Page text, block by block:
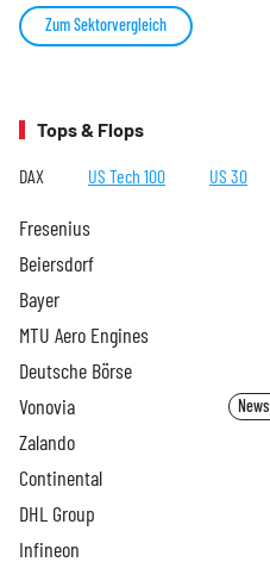
Zum Sektorvergleich
Tops & Flops
DAX US Tech 100 US 30
Fresenius
Beiersdorf
Bayer
MTU Aero Engines
Deutsche Börse
Vonovia News
Zalando
Continental
DHL Group
Infineon